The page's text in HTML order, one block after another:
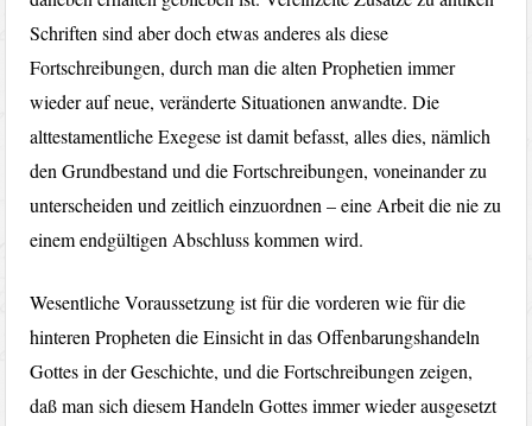
Schriften sind aber doch etwas anderes als diese
Fortschreibungen, durch man die alten Prophetien immer
wieder auf neue, veränderte Situationen anwandte. Die
alttestamentliche Exegese ist damit befasst, alles dies, nämlich
den Grundbestand und die Fortschreibungen, voneinander zu
unterscheiden und zeitlich einzuordnen – eine Arbeit die nie zu
einem endgültigen Abschluss kommen wird.
Wesentliche Voraussetzung ist für die vorderen wie für die
hinteren Propheten die Einsicht in das Offenbarungshandeln
Gottes in der Geschichte, und die Fortschreibungen zeigen,
daß man sich diesem Handeln Gottes immer wieder ausgesetzt